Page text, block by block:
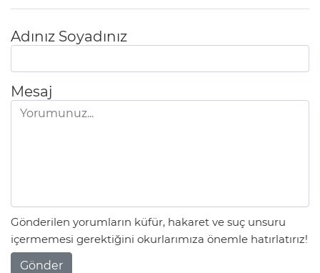
Adınız Soyadınız
Mesaj
Gönderilen yorumların küfür, hakaret ve suç unsuru
içermemesi gerektiğini okurlarımıza önemle hatırlatırız!
Gönder